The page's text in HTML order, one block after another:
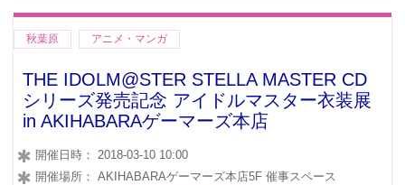
秋葉原 アニメ・マンガ
THE IDOLM@STER STELLA MASTER CD
シリーズ発売記念 アイドルマスター衣装展
in AKIHABARAゲーマーズ本店
開催日時： 2018-03-10 10:00
開催場所： AKIHABARAゲーマーズ本店5F 催事スペース